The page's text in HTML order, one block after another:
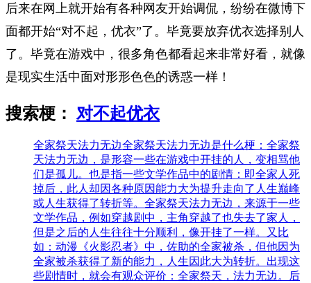
后来在网上就开始有各种网友开始调侃，纷纷在微博下
面都开始“对不起，优衣”了。毕竟要放弃优衣选择别人
了。毕竟在游戏中，很多角色都看起来非常好看，就像
是现实生活中面对形形色色的诱惑一样！
搜索梗： 对不起优衣
全家祭天法力无边全家祭天法力无边是什么梗：全家祭
天法力无边，是形容一些在游戏中开挂的人，变相骂他
们是孤儿。也是指一些文学作品中的剧情：即全家人死
掉后，此人却因各种原因能力大为提升走向了人生巅峰
或人生获得了转折等。全家祭天法力无边，来源于一些
文学作品，例如穿越剧中，主角穿越了也失去了家人，
但是之后的人生往往十分顺利，像开挂了一样。又比
如：动漫《火影忍者》中，佐助的全家被杀，但他因为
全家被杀获得了新的能力，人生因此大为转折。出现这
些剧情时，就会有观众评价：全家祭天，法力无边。后